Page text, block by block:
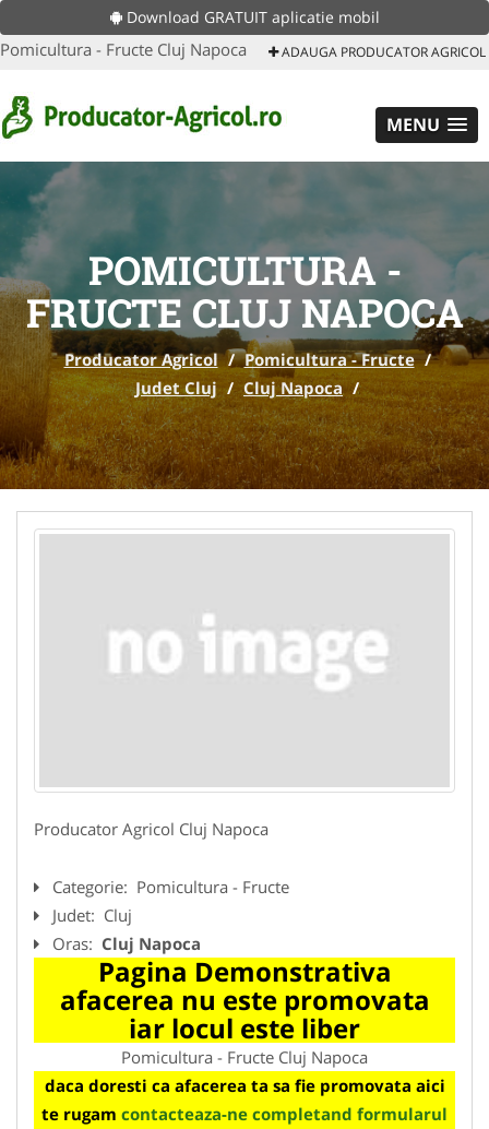
Download GRATUIT aplicatie mobil
Pomicultura - Fructe Cluj Napoca ADAUGA PRODUCATOR AGRICOL
MENU
POMICULTURA -
FRUCTE CLUJ NAPOCA
Producator Agricol / Pomicultura - Fructe /
Judet Cluj / Cluj Napoca /
Producator Agricol Cluj Napoca
Categorie: Pomicultura - Fructe
Judet: Cluj
Oras: Cluj Napoca
Pagina Demonstrativa
afacerea nu este promovata
iar locul este liber
Pomicultura - Fructe Cluj Napoca
daca doresti ca afacerea ta sa fie promovata aici
te rugam contacteaza-ne completand formularul